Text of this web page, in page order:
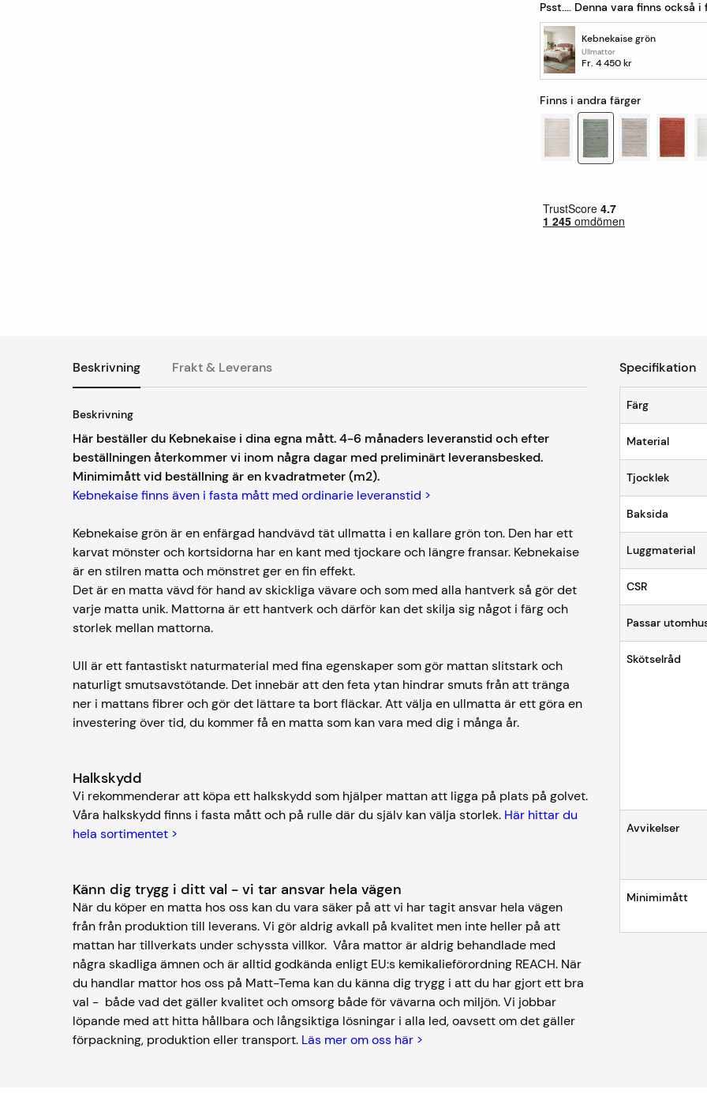
Psst.... Denna vara finns också
Kebnekaise grön
Ullmattor
Fr. 4 450 kr
Finns i andra färger
Beskrivning Frakt & Leverans
Beskrivning
Här beställer du Kebnekaise i dina egna mått. 4-6 månaders leveranstid och efter
beställningen återkommer vi inom några dagar med preliminärt leveransbesked.
Minimimått vid beställning är en kvadratmeter (m2).
Kebnekaise finns även i fasta mått med ordinarie leveranstid >
Kebnekaise grön är en enfärgad handvävd tät ullmatta i en kallare grön ton. Den har ett
karvat mönster och kortsidorna har en kant med tjockare och längre fransar. Kebnekaise
är en stilren matta och mönstret ger en fin effekt.
Det är en matta vävd för hand av skickliga vävare och som med alla hantverk så gör det
varje matta unik. Mattorna är ett hantverk och därför kan det skilja sig något i färg och
storlek mellan mattorna.
Ull är ett fantastiskt naturmaterial med fina egenskaper som gör mattan slitstark och
naturligt smutsavstötande. Det innebär att den feta ytan hindrar smuts från att tränga
ner i mattans fibrer och gör det lättare ta bort fläckar. Att välja en ullmatta är ett göra en
investering över tid, du kommer få en matta som kan vara med dig i många år.
Halkskydd
Vi rekommenderar att köpa ett halkskydd som hjälper mattan att ligga på plats på golvet.
Våra halkskydd finns i fasta mått och på rulle där du själv kan välja storlek. Här hittar du
hela sortimentet >
Känn dig trygg i ditt val - vi tar ansvar hela vägen
När du köper en matta hos oss kan du vara säker på att vi har tagit ansvar hela vägen
från från produktion till leverans. Vi gör aldrig avkall på kvalitet men inte heller på att
mattan har tillverkats under schyssta villkor. Våra mattor är aldrig behandlade med
några skadliga ämnen och är alltid godkända enligt EU:s kemikalieförordning REACH. När
du handlar mattor hos oss på Matt-Tema kan du känna dig trygg i att du har gjort ett bra
val - både vad det gäller kvalitet och omsorg både för vävarna och miljön. Vi jobbar
löpande med att hitta hållbara och långsiktiga lösningar i alla led, oavsett om det gäller
förpackning, produktion eller transport. Läs mer om oss här >
Specifikation
Färg
Material
Tjocklek
Baksida
Luggmaterial
CSR
Passar
Skötselråd
Avvikelser
Minimimått